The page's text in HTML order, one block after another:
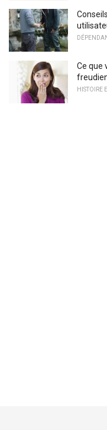
Ce que
HISTOIRE